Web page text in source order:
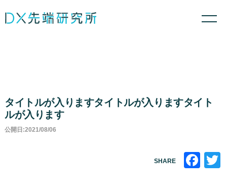
タイトルが入りますタイトルが入りますタイト
ルが入ります
公開日:2021/08/06
SHARE